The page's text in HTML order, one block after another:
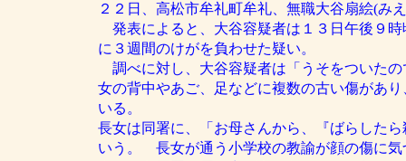
２２日、高松市牟礼町牟礼、無職大谷扇絵(み
発表によると、大谷容疑者は１３日午後９
に３週間のけがを負わせた疑い。
調べに対し、大谷容疑者は「うそをついた
女の背中やあご、足などに複数の古い傷があ
いる。
長女は同署に、「お母さんから、『ばらした
いう。 長女が通う小学校の教諭が顔の傷に